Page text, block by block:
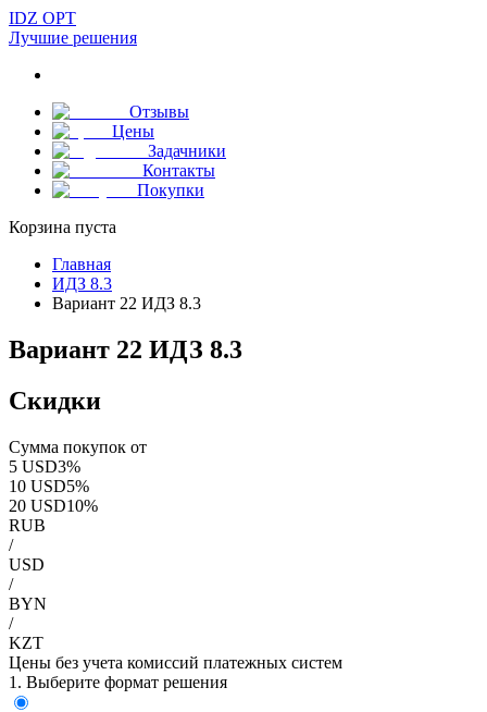
IDZ OPT
Лучшие решения
Отзывы
Цены
Задачники
Контакты
Покупки
Корзина пуста
Главная
ИДЗ 8.3
Вариант 22 ИДЗ 8.3
Вариант 22 ИДЗ 8.3
Скидки
Сумма покупок от
5 USD3%
10 USD5%
20 USD10%
RUB
/
USD
/
BYN
/
KZT
Цены без учета комиссий платежных систем
1. Выберите формат решения